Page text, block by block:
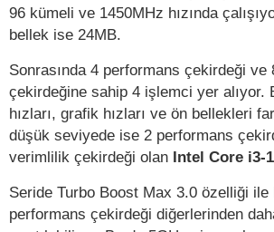
96 kümeli ve 1450MHz hızında
bellek ise 24MB.
Sonrasında 4 performans çekirdeği ve
çekirdeğine sahip 4 işlemci yer alıyor.
hızları, grafik hızları ve ön bellekleri
düşük seviyede ise 2 performans
verimlilik çekirdeği olan Intel Core i3-
Seride Turbo Boost Max 3.0 özelliği ile
performans çekirdeği diğerlerinden